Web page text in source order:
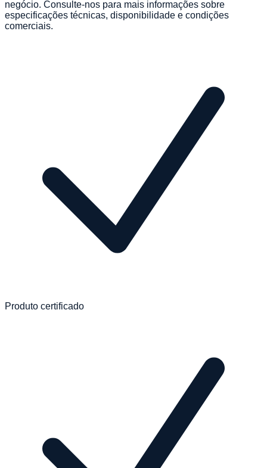
negócio. Consulte-nos para mais informações sobre
especificações técnicas, disponibilidade e condições
comerciais.
Produto certificado